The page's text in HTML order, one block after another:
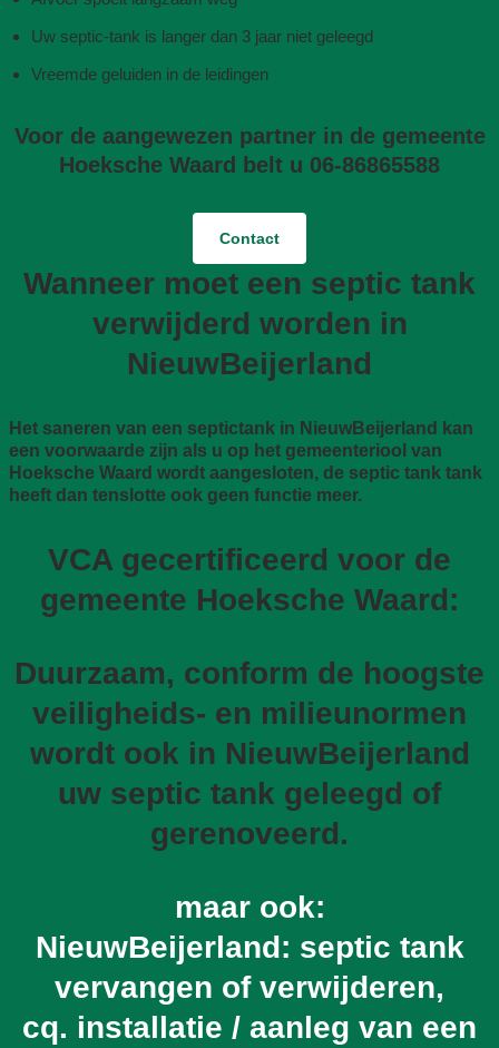
Uw septic-tank is langer dan 3 jaar niet geleegd
Vreemde geluiden in de leidingen
Voor de aangewezen partner in de gemeente
Hoeksche Waard belt u 06-86865588
Contact
Wanneer moet een septic tank
verwijderd worden in
NieuwBeijerland
Het saneren van een septictank in NieuwBeijerland kan
een voorwaarde zijn als u op het gemeenteriool van
Hoeksche Waard wordt aangesloten, de septic tank tank
heeft dan tenslotte ook geen functie meer.
VCA gecertificeerd voor de
gemeente Hoeksche Waard:
Duurzaam, conform de hoogste
veiligheids- en milieunormen
wordt ook in NieuwBeijerland
uw septic tank geleegd of
gerenoveerd.
maar ook:
NieuwBeijerland: septic tank
vervangen of verwijderen,
cq. installatie / aanleg van een